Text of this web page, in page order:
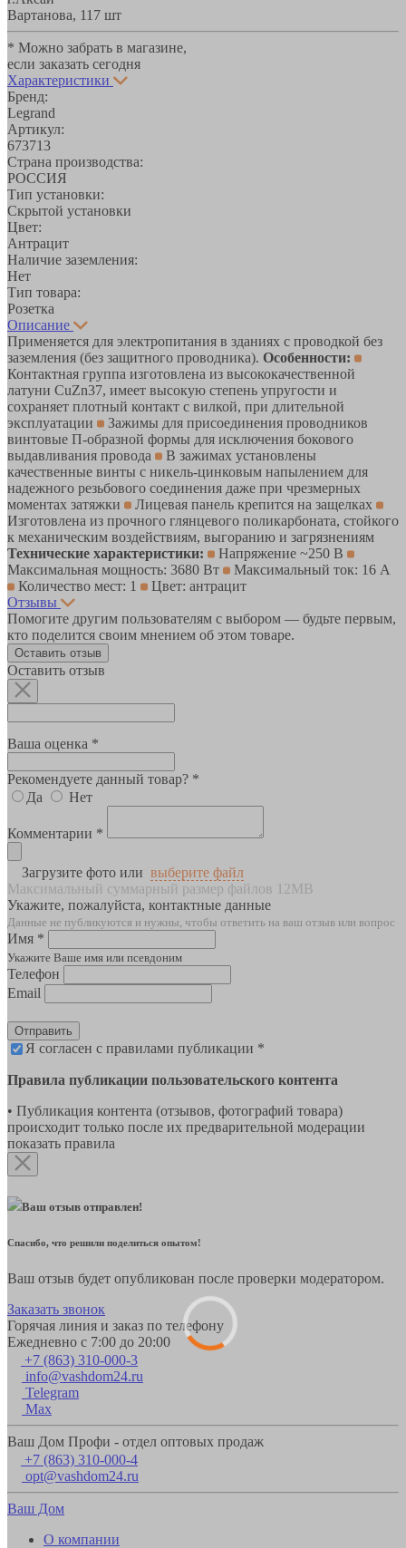
Вартанова, 11 7 шт
* Можно забрать в магазине,
если заказать сегодня
Характеристики
Бренд:
Legrand
Артикул:
673713
Страна производства:
РОССИЯ
Тип установки:
Скрытой установки
Цвет:
Антрацит
Наличие заземления:
Нет
Тип товара:
Розетка
Описание
Применяется для электропитания в зданиях с проводкой без
заземления (без защитного проводника). Особенности:
Контактная группа изготовлена из высококачественной
латуни CuZn37, имеет высокую степень упругости и
сохраняет плотный контакт с вилкой, при длительной
эксплуатации
Зажимы для присоединения проводников
винтовые П-образной формы для исключения бокового
выдавливания провода
В зажимах установлены
качественные винты с никель-цинковым напылением для
надежного резьбового соединения даже при чрезмерных
моментах затяжки
Лицевая панель крепится на защелках
Изготовлена из прочного глянцевого поликарбоната, стойкого
к механическим воздействиям, выгоранию и загрязнениям
Технические характеристики:
Напряжение ~250 В
Максимальная мощность: 3680 Вт
Максимальный ток: 16 А
Количество мест: 1
Цвет: антрацит
Отзывы
Помогите другим пользователям с выбором — будьте первым,
кто поделится своим мнением об этом товаре.
Оставить отзыв
Оставить отзыв
Ваша оценка *
Рекомендуете данный товар? *
Да
Нет
Комментарии *
Загрузите фото или выберите файл
Максимальный суммарный размер файлов 12MB
Укажите, пожалуйста, контактные данные
Данные не публикуются и нужны, чтобы ответить на ваш отзыв или вопрос
Имя *
Укажите Ваше имя или псевдоним
Телефон
Email
Отправить
Я согласен с правилами публикации *
Правила публикации пользовательского контента
• Публикация контента (отзывов, фотографий товара)
происходит только после их предварительной модерации
показать правила
Ваш отзыв отправлен!
Спасибо, что решили поделиться опытом!
Ваш отзыв будет опубликован после проверки модератором.
Заказать звонок
Горячая линия и заказ по телефону
Ежедневно с 7:00 до 20:00
+7 (863) 310-000-3
info@vashdom24.ru
Telegram
Max
Ваш Дом Профи - отдел оптовых продаж
+7 (863) 310-000-4
opt@vashdom24.ru
Ваш Дом
О компании